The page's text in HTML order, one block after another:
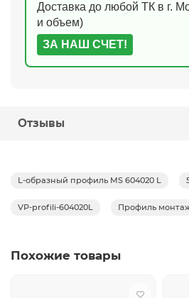
Доставка до любой ТК в г.
и объем)
ЗА НАШ СЧЕТ!
Отзывы
L-образный профиль MS 604020 L
VP-profili-604020L Профиль
Похожие товары